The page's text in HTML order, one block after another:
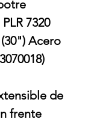
7320
Acero
de
frente